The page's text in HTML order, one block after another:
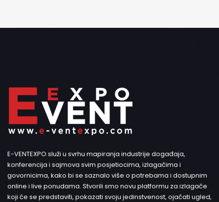
E-VENTEXPO služi u svrhu mapiranja industrije događaja,
konferencija i sajmova svim posjetiocima, izlagačima i
govornicima, kako bi se saznalo više o potrebama i dostupnim
online i live ponudama. Stvorili smo novu platformu za izlagače
koji će se predstaviti, pokazati svoju jedinstvenost, ojačati ugled,